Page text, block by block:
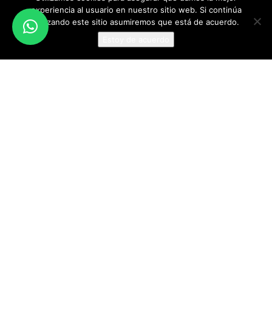
Vinotecas a medida
Espacios climatizados
Bodegas climatizadas
Queseras
Cámaras de conservación de carne
experiencia al usuario en nuestro sitio web. Si continúa
utilizando este sitio asumiremos que está de acuerdo.